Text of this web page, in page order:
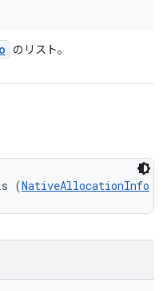
のリスト。
(NativeAllocationInfo